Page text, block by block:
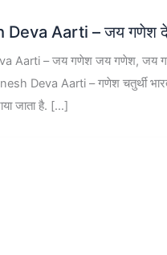
Deva Aarti – जय गणेश
Aarti – जय गणेश जय गणेश, जय
Deva Aarti – गणेश चतुर्थी
जाता है. […]